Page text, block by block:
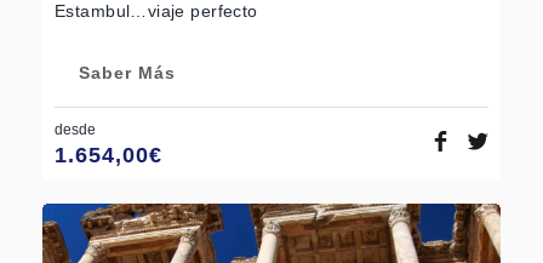
Estambul…viaje perfecto
Saber Más
desde
1.654,00€